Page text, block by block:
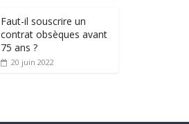
Faut-il souscrire un
contrat obsèques avant
75 ans ?
20 juin 2022